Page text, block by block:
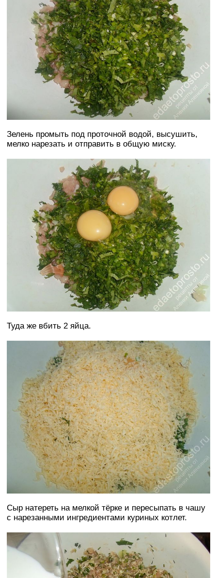
Зелень промыть под проточной водой, высушить,
мелко нарезать и отправить в общую миску.
Туда же вбить 2 яйца.
Сыр натереть на мелкой тёрке и пересыпать в чашу
с нарезанными ингредиентами куриных котлет.